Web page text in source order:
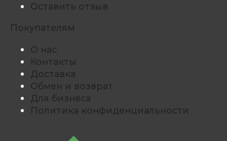
Оставить отзыв
Покупателям
О нас
Контакты
Доставка
Обмен и возврат
Для бизнеса
Политика конфиденциальности